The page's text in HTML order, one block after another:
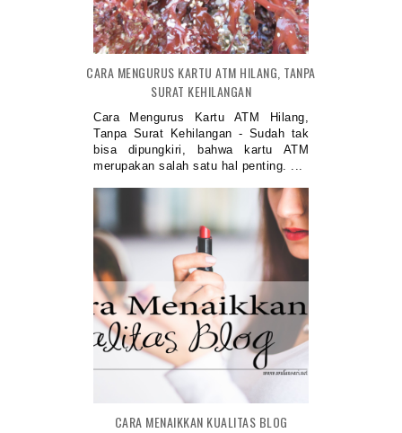
CARA MENGURUS KARTU ATM HILANG, TANPA
SURAT KEHILANGAN
Cara Mengurus Kartu ATM Hilang,
Tanpa Surat Kehilangan - Sudah tak
bisa dipungkiri, bahwa kartu ATM
merupakan salah satu hal penting. ...
CARA MENAIKKAN KUALITAS BLOG